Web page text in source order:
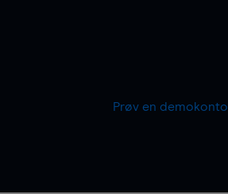
Prøv en demokonto